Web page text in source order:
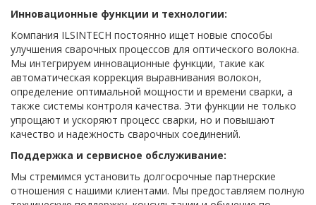
Инновационные функции и технологии:
Компания ILSINTECH постоянно ищет новые способы
улучшения сварочных процессов для оптического волокна.
Мы интегрируем инновационные функции, такие как
автоматическая коррекция выравнивания волокон,
определение оптимальной мощности и времени сварки, а
также системы контроля качества. Эти функции не только
упрощают и ускоряют процесс сварки, но и повышают
качество и надежность сварочных соединений.
Поддержка и сервисное обслуживание:
Мы стремимся установить долгосрочные партнерские
отношения с нашими клиентами. Мы предоставляем полную